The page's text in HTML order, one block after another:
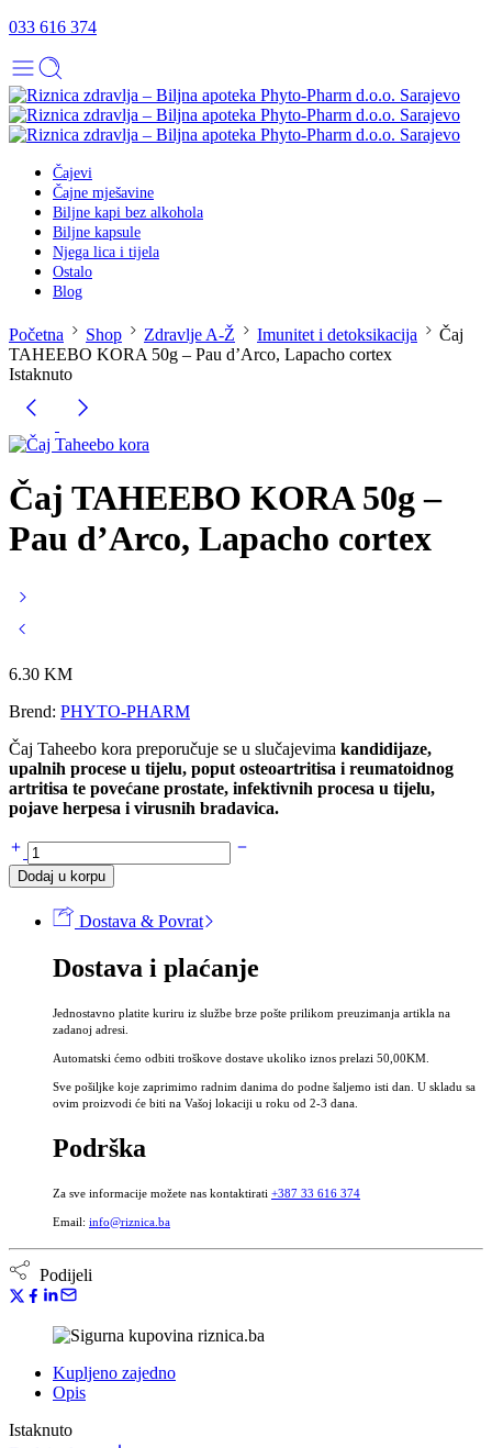
033 616 374
Čajevi
Čajne mješavine
Biljne kapi bez alkohola
Biljne kapsule
Njega lica i tijela
Ostalo
Blog
Početna Shop Zdravlje A-Ž Imunitet i detoksikacija
Čaj
TAHEEBO KORA 50g – Pau d’Arco, Lapacho cortex
Istaknuto
Čaj TAHEEBO KORA 50g –
Pau d’Arco, Lapacho cortex
6.30 KM
Brend: PHYTO-PHARM
Čaj Taheebo kora preporučuje se u slučajevima kandidijaze,
upalnih procese u tijelu, poput osteoartritisa i reumatoidnog
artritisa te povećane prostate, infektivnih procesa u tijelu,
pojave herpesa i virusnih bradavica.
Čaj
TAHEEBO
KORA
d'Arco,
Lapacho
količina
Dodaj u korpu
Dostava & Povrat
Dostava i plaćanje
Jednostavno platite kuriru iz službe brze pošte prilikom preuzimanja artikla na
zadanoj adresi.
Automatski ćemo odbiti troškove dostave ukoliko iznos prelazi 50,00KM.
Sve pošiljke koje zaprimimo radnim danima do podne šaljemo isti dan. U skladu sa
ovim proizvodi će biti na Vašoj lokaciji u roku od 2-3 dana.
Podrška
Za sve informacije možete nas kontaktirati +387 33 616 374
Email: info@riznica.ba
Podijeli
Kupljeno zajedno
Opis
Istaknuto